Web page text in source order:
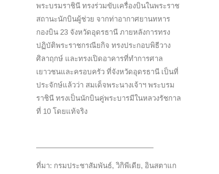
พระบรมราชินี ทรงร่วมขับเครื่องบินในพระราช
สถานะนักบินผู้ช่วย จากท่าอากาศยานทหาร
กองบิน 23 จังหวัดอุดรธานี ภายหลังการทรง
ปฏิบัติพระราชกรณียกิจ ทรงประกอบพิธีวาง
ศิลาฤกษ์ และทรงเปิดอาคารที่ทำการศาล
เยาวชนและครอบครัว ที่จังหวัดอุดรธานี เป็นที่
ประจักษ์แล้วว่า สมเด็จพระนางเจ้าฯ พระบรม
ราชินี ทรงเป็นนักบินคู่พระบารมีในหลวงรัชกาล
ที่ 10 โดยแท้จริง
————————————————
ที่มา: กรมประชาสัมพันธ์, วิกิพีเดีย, อินสตาแก